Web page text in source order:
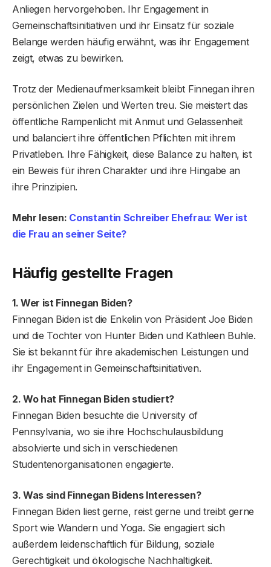
Anliegen hervorgehoben. Ihr Engagement in
Gemeinschaftsinitiativen und ihr Einsatz für soziale
Belange werden häufig erwähnt, was ihr Engagement
zeigt, etwas zu bewirken.
Trotz der Medienaufmerksamkeit bleibt Finnegan ihren
persönlichen Zielen und Werten treu. Sie meistert das
öffentliche Rampenlicht mit Anmut und Gelassenheit
und balanciert ihre öffentlichen Pflichten mit ihrem
Privatleben. Ihre Fähigkeit, diese Balance zu halten, ist
ein Beweis für ihren Charakter und ihre Hingabe an
ihre Prinzipien.
Mehr lesen: Constantin Schreiber Ehefrau: Wer ist
die Frau an seiner Seite?
Häufig gestellte Fragen
1. Wer ist Finnegan Biden?
Finnegan Biden ist die Enkelin von Präsident Joe Biden
und die Tochter von Hunter Biden und Kathleen Buhle.
Sie ist bekannt für ihre akademischen Leistungen und
ihr Engagement in Gemeinschaftsinitiativen.
2. Wo hat Finnegan Biden studiert?
Finnegan Biden besuchte die University of
Pennsylvania, wo sie ihre Hochschulausbildung
absolvierte und sich in verschiedenen
Studentenorganisationen engagierte.
3. Was sind Finnegan Bidens Interessen?
Finnegan Biden liest gerne, reist gerne und treibt gerne
Sport wie Wandern und Yoga. Sie engagiert sich
außerdem leidenschaftlich für Bildung, soziale
Gerechtigkeit und ökologische Nachhaltigkeit.